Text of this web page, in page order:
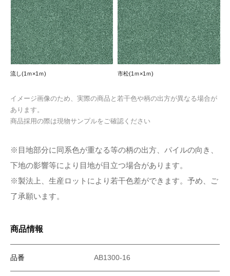
流し(1ｍ×1ｍ) 市松(1ｍ×1ｍ)
イメージ画像のため、実際の商品と若干色や柄の出方が異なる場合が
あります。
商品採用の際は現物サンプルをご確認ください
※目地部分に同系色が重なる等の柄の出方、パイルの向き、
下地の影響等により目地が目立つ場合があります。
※製法上、生産ロットにより若干色差ができます。予め、ご
了承願います。
商品情報
品番 AB1300-16